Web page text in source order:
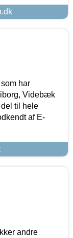
har
Videbæk
til hele
af E-
andre